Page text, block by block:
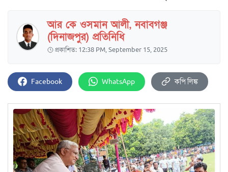
আর কে ওসমান আলী, নবাবগঞ্জ
(দিনাজপুর) প্রতিনিধি
প্রকাশিত: 12:38 PM, September 15, 2025
Facebook WhatsApp কপি লিঙ্ক